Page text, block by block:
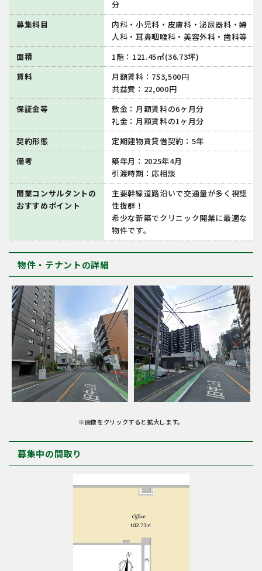
分
募集科目
内科・小児科・皮膚科・泌尿器科・婦
人科・耳鼻咽喉科・美容外科・歯科等
面積
1階：121.45㎡(36.73坪)
賃料
月額賃料：753,500円
共益費：22,000円
保証金等
敷金：月額賃料の6ヶ月分
礼金：月額賃料の1ヶ月分
契約形態
定期建物賃貸借契約：5年
備考
築年月：2025年4月
引渡時期：応相談
開業コンサルタントの
おすすめポイント
主要幹線道路沿いで交通量が多く視認
性抜群！
希少な新築でクリニック開業に最適な
物件です。
物件・テナントの詳細
※画像をクリックすると拡大します。
募集中の間取り